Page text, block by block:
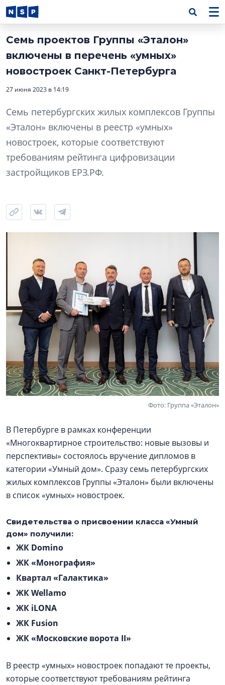
Семь проектов Группы «Эталон»
включены в перечень «умных»
новостроек Санкт-Петербурга
27 июня 2023 в 14:19
Семь петербургских жилых комплексов Группы
«Эталон» включены в реестр «умных»
новостроек, которые соответствуют
требованиям рейтинга цифровизации
застройщиков ЕРЗ.РФ.
Фото: Группа «Эталон»
В Петербурге в рамках конференции
«Многоквартирное строительство: новые вызовы и
перспективы» состоялось вручение дипломов в
категории «Умный дом». Сразу семь петербургских
жилых комплексов Группы «Эталон» были включены
в список «умных» новостроек.
Свидетельства о присвоении класса «Умный
дом» получили:
ЖК Domino
ЖК «Монография»
Квартал «Галактика»
ЖК Wellamo
ЖК iLONA
ЖК Fusion
ЖК «Московские ворота II»
В реестр «умных» новостроек попадают те проекты,
которые соответствуют требованиям рейтинга